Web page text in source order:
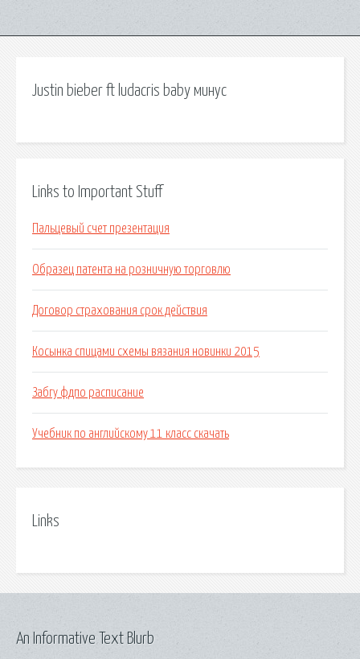
Justin bieber ft ludacris baby минус
Links to Important Stuff
Пальцевый счет презентация
Образец патента на розничную торговлю
Договор страхования срок действия
Косынка спицами схемы вязания новинки 2015
Забгу фдпо расписание
Учебник по английскому 11 класс скачать
Links
An Informative Text Blurb